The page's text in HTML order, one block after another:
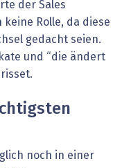
der Sales
Rolle, da diese
gedacht seien.
und “die ändert
noch in einer